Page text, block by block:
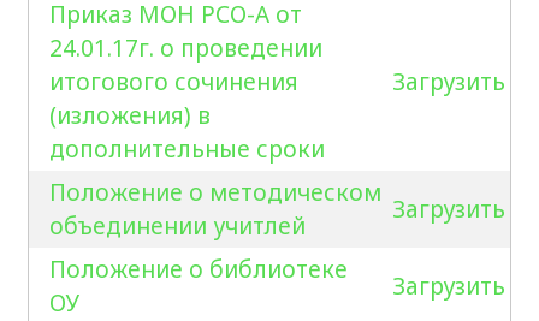
Приказ МОН РСО-А от
24.01.17г. о проведении
итогового сочинения
(изложения) в
дополнительные сроки
Загрузить
Положение о методическом
объединении учитлей
Загрузить
Положение о библиотеке
ОУ
Загрузить